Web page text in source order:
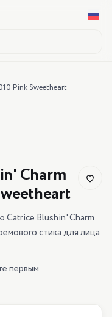
Pink Sweetheart
Charm
Blushin' Charm
стика для лица
первым